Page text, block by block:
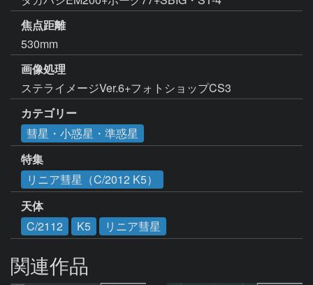
焦点距離
530mm
画像処理
カテゴリー
彗星・小惑星・準惑星
特集
リニア彗星（C/2012 K5）
天体
C/2112
K5 リニア彗星
関連作品